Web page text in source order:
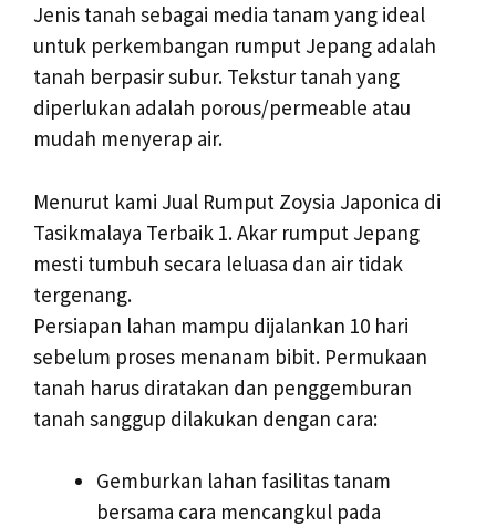
Jenis tanah sebagai media tanam yang ideal
untuk perkembangan rumput Jepang adalah
tanah berpasir subur. Tekstur tanah yang
diperlukan adalah porous/permeable atau
mudah menyerap air.
Menurut kami Jual Rumput Zoysia Japonica di
Tasikmalaya Terbaik 1. Akar rumput Jepang
mesti tumbuh secara leluasa dan air tidak
tergenang.
Persiapan lahan mampu dijalankan 10 hari
sebelum proses menanam bibit. Permukaan
tanah harus diratakan dan penggemburan
tanah sanggup dilakukan dengan cara:
Gemburkan lahan fasilitas tanam
bersama cara mencangkul pada